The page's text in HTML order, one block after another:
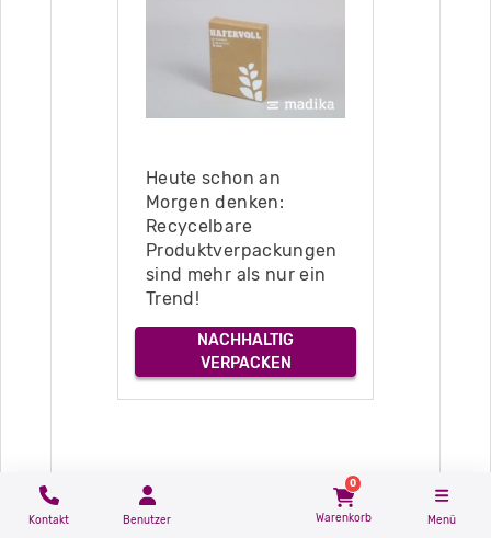
Heute schon an
Morgen denken:
Recycelbare
Produktverpackungen
sind mehr als nur ein
Trend!
NACHHALTIG
VERPACKEN
Kontakt Benutzer
0
Warenkorb Menü